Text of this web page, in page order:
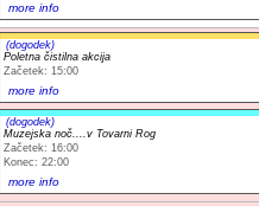
more info
(dogodek)
Poletna čistilna akcija
Začetek: 15:00
more info
(dogodek)
Muzejska noč....v Tovarni Rog
Začetek: 16:00
Konec: 22:00
more info